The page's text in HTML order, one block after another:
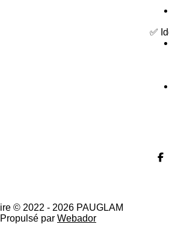
✅
P
ire © 2022 - 2026 PAUGLAM
Propulsé par Webador